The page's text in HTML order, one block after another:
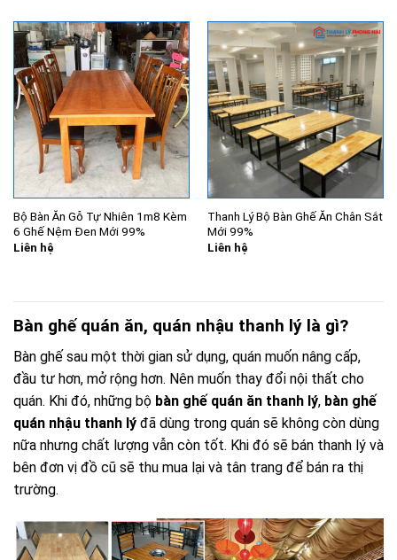
6.550.000₫.
Bộ Bàn Ăn Gỗ Tự Nhiên 1m8 Kèm
6 Ghế Nệm Đen Mới 99%
Liên hệ
Thanh Lý Bộ Bàn Ghế Ăn Chân Sắt
Mới 99%
Liên hệ
Bàn ghế quán ăn, quán nhậu thanh lý là gì?
Bàn ghế sau một thời gian sử dụng, quán muốn nâng cấp,
đầu tư hơn, mở rộng hơn. Nên muốn thay đổi nội thất cho
quán. Khi đó, những bộ bàn ghế quán ăn thanh lý, bàn ghế
quán nhậu thanh lý đã dùng trong quán sẽ không còn dùng
nữa nhưng chất lượng vẫn còn tốt. Khi đó sẽ bán thanh lý và
bên đơn vị đồ cũ sẽ thu mua lại và tân trang để bán ra thị
trường.